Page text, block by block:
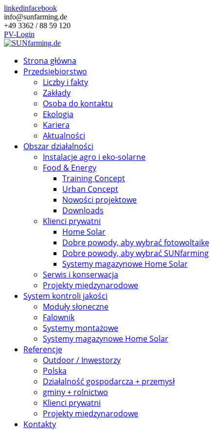
linkedinfacebook
info@sunfarming.de
+49 3362 / 88 59 120
PV-Login
Strona główna
Przedsiębiorstwo
Liczby i fakty
Zakłady
Osoba do kontaktu
Ekologia
Kariera
Aktualności
Obszar działalności
Instalacje agro i eko-solarne
Food & Energy
Training Concept
Urban Concept
Nowości projektowe
Downloads
Klienci prywatni
Home Solar
Dobre powody, aby wybrać fotowoltaikę
Dobre powody, aby wybrać SUNfarming
Systemy magazynowe Home Solar
Serwis i konserwacja
Projekty międzynarodowe
System kontroli jakości
Moduły słoneczne
Falownik
Systemy montażowe
Systemy magazynowe Home Solar
Referencje
Outdoor / Inwestorzy
Polska
Działalność gospodarcza + przemysł
gminy + rolnictwo
Klienci prywatni
Projekty międzynarodowe
Kontakty